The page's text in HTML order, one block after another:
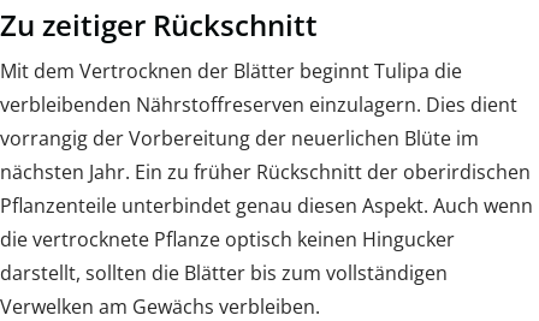
Zu zeitiger Rückschnitt
Mit dem Vertrocknen der Blätter beginnt Tulipa die
verbleibenden Nährstoffreserven einzulagern. Dies dient
vorrangig der Vorbereitung der neuerlichen Blüte im
nächsten Jahr. Ein zu früher Rückschnitt der oberirdischen
Pflanzenteile unterbindet genau diesen Aspekt. Auch wenn
die vertrocknete Pflanze optisch keinen Hingucker
darstellt, sollten die Blätter bis zum vollständigen
Verwelken am Gewächs verbleiben.